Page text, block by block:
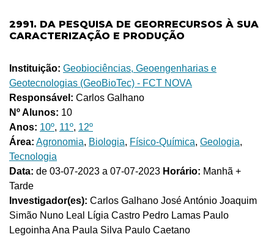
2991. DA PESQUISA DE GEORRECURSOS À SUA
CARACTERIZAÇÃO E PRODUÇÃO
Instituição: Geobiociências, Geoengenharias e
Geotecnologias (GeoBioTec) - FCT NOVA
Responsável: Carlos Galhano
Nº Alunos: 10
Anos: 10º, 11º, 12º
Área: Agronomia, Biologia, Físico-Química, Geologia,
Tecnologia
Data: de 03-07-2023 a 07-07-2023 Horário: Manhã +
Tarde
Investigador(es): Carlos Galhano José António Joaquim
Simão Nuno Leal Lígia Castro Pedro Lamas Paulo
Legoinha Ana Paula Silva Paulo Caetano